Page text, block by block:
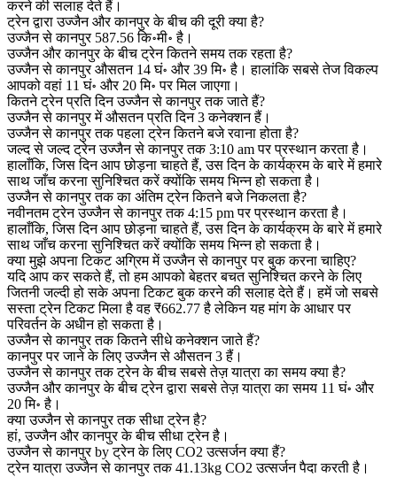
करने की सलाह देते हैं।
ट्रेन द्वारा उज्जैन और कानपुर के बीच की दूरी क्या है?
उज्जैन से कानपुर 587.56 कि॰मी॰ है।
उज्जैन और कानपुर के बीच ट्रेन कितने समय तक रहता है?
उज्जैन से कानपुर औसतन 14 घं॰ और 39 मि॰ है। हालांकि सबसे तेज विकल्प
आपको वहां 11 घं॰ और 20 मि॰ पर मिल जाएगा।
कितने ट्रेन प्रति दिन उज्जैन से कानपुर तक जाते हैं?
उज्जैन से कानपुर में औसतन प्रति दिन 3 कनेक्शन हैं।
उज्जैन से कानपुर तक पहला ट्रेन कितने बजे रवाना होता है?
जल्द से जल्द ट्रेन उज्जैन से कानपुर तक 3:10 am पर प्रस्थान करता है।
हालाँकि, जिस दिन आप छोड़ना चाहते हैं, उस दिन के कार्यक्रम के बारे में हमारे
साथ जाँच करना सुनिश्चित करें क्योंकि समय भिन्न हो सकता है।
उज्जैन से कानपुर तक का अंतिम ट्रेन कितने बजे निकलता है?
नवीनतम ट्रेन उज्जैन से कानपुर तक 4:15 pm पर प्रस्थान करता है।
हालाँकि, जिस दिन आप छोड़ना चाहते हैं, उस दिन के कार्यक्रम के बारे में हमारे
साथ जाँच करना सुनिश्चित करें क्योंकि समय भिन्न हो सकता है।
क्या मुझे अपना टिकट अग्रिम में उज्जैन से कानपुर पर बुक करना चाहिए?
यदि आप कर सकते हैं, तो हम आपको बेहतर बचत सुनिश्चित करने के लिए
जितनी जल्दी हो सके अपना टिकट बुक करने की सलाह देते हैं। हमें जो सबसे
सस्ता ट्रेन टिकट मिला है वह ₹662.77 है लेकिन यह मांग के आधार पर
परिवर्तन के अधीन हो सकता है।
उज्जैन से कानपुर तक कितने सीधे कनेक्शन जाते हैं?
कानपुर पर जाने के लिए उज्जैन से औसतन 3 हैं।
उज्जैन से कानपुर तक ट्रेन के बीच सबसे तेज़ यात्रा का समय क्या है?
उज्जैन और कानपुर के बीच ट्रेन द्वारा सबसे तेज़ यात्रा का समय 11 घं॰ और
20 मि॰ है।
क्या उज्जैन से कानपुर तक सीधा ट्रेन है?
हां, उज्जैन और कानपुर के बीच सीधा ट्रेन है।
उज्जैन से कानपुर by ट्रेन के लिए CO2 उत्सर्जन क्या हैं?
ट्रेन यात्रा उज्जैन से कानपुर तक 41.13kg CO2 उत्सर्जन पैदा करती है।